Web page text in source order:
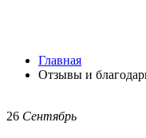
Главная
Отзывы и
26 Сентябрь